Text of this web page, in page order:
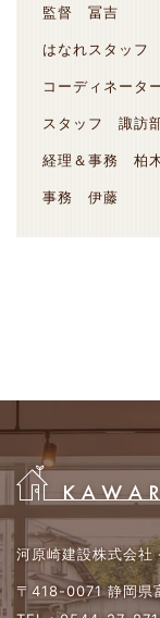
監督 冨吉
はなれスタッフ
コーディネータ
スタッフ 諏訪
経理＆事務 柏
事務 伊藤
河原崎建設株式会社
〒418-0071 静岡県